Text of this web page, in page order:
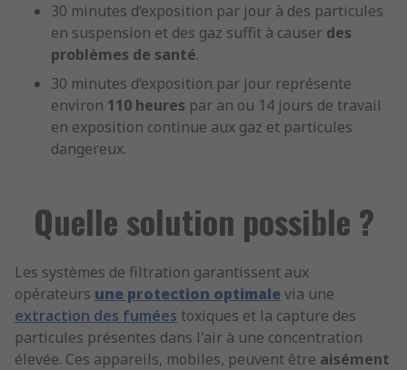
30 minutes d‘exposition par jour à des particules
en suspension et des gaz suffit à causer des
problèmes de santé.
30 minutes d‘exposition par jour représente
environ 110 heures par an ou 14 jours de travail
en exposition continue aux gaz et particules
dangereux.
Quelle solution possible ?
Les systèmes de filtration garantissent aux
opérateurs une protection optimalevia une
extraction des fumées toxiques et la capture des
particules présentes dans l'air à une concentration
élevée. Ces appareils, mobiles, peuvent être aisément